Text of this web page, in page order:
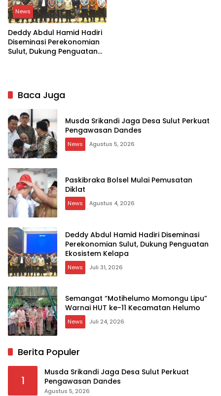
News
Deddy Abdul Hamid Hadiri
Diseminasi Perekonomian
Sulut, Dukung Penguatan
Baca Juga
Musda Srikandi Jaga Desa Sulut Perkuat
Pengawasan Dandes
News Agustus 5, 2026
Paskibraka Bolsel Mulai Pemusatan
Diklat
News Agustus 4, 2026
Deddy Abdul Hamid Hadiri Diseminasi
Perekonomian Sulut, Dukung Penguatan
Ekosistem Kelapa
News Juli 31, 2026
Semangat “Motihelumo Momongu Lipu”
Warnai HUT ke-11 Kecamatan Helumo
News Juli 24, 2026
Berita Populer
1
Musda Srikandi Jaga Desa Sulut Perkuat
Pengawasan Dandes
Agustus 5, 2026